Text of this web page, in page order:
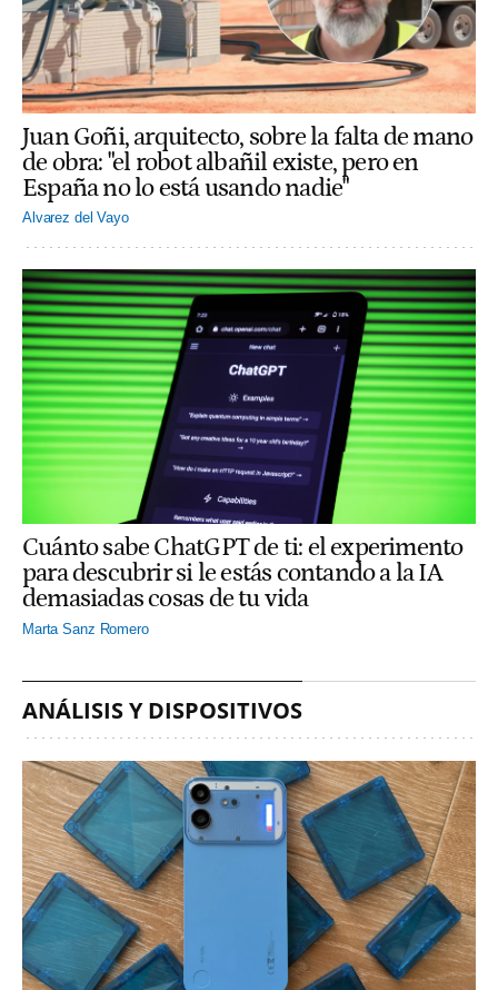
Juan Goñi, arquitecto, sobre la falta de mano
de obra: "el robot albañil existe, pero en
España no lo está usando nadie"
Alvarez del Vayo
Cuánto sabe ChatGPT de ti: el experimento
para descubrir si le estás contando a la IA
demasiadas cosas de tu vida
Marta Sanz Romero
ANÁLISIS Y DISPOSITIVOS